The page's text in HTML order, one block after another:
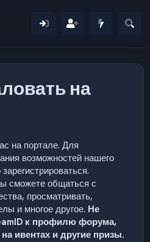
на
на портале. Для
возможностей нашего
сможете общаться с
просматривать,
и многое другое. Не
к профилю форума,
ивентах и другие призы.